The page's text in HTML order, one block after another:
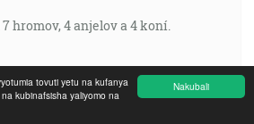
Nakubali
tovuti yetu na kufanya
kubinafsisha yaliyomo na
hromov, 4 anjelov a 4 koní.